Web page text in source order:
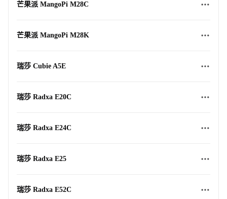
芒果派 MangoPi M28C
芒果派 MangoPi M28K
瑞莎 Cubie A5E
瑞莎 Radxa E20C
瑞莎 Radxa E24C
瑞莎 Radxa E25
瑞莎 Radxa E52C